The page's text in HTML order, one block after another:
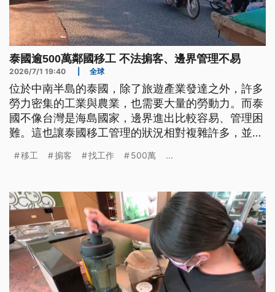
泰國逾500萬鄰國移工 不法掮客、邊界管理不易
2026/7/1 19:40 全球
位於中南半島的泰國，除了旅遊產業發達之外，許多
勞力密集的工業與農業，也需要大量的勞動力。而泰
國不像台灣是海島國家，邊界進出比較容易、管理困
難。這也讓泰國移工管理的狀況相對複雜許多，並存
移工 掮客 找工作 500萬 ...